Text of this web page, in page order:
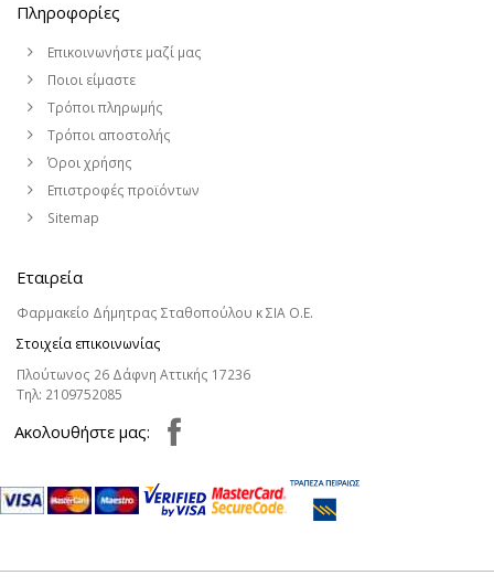
Πληροφορίες
Επικοινωνήστε μαζί μας
Ποιοι είμαστε
Τρόποι πληρωμής
Τρόποι αποστολής
Όροι χρήσης
Επιστροφές προϊόντων
Sitemap
Εταιρεία
Φαρμακείο Δήμητρας Σταθοπούλου κ ΣΙΑ Ο.Ε.
Στοιχεία επικοινωνίας
Πλούτωνος 26 Δάφνη Αττικής 17236
Τηλ: 2109752085
Aκολουθήστε μας: